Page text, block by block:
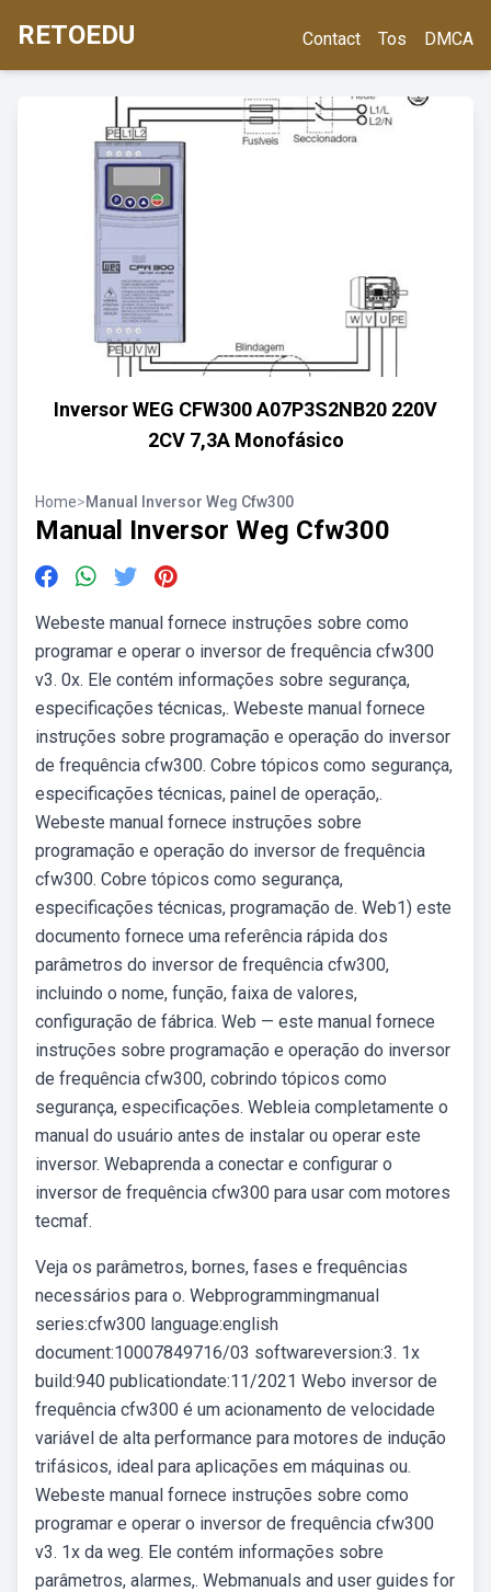
RETOEDU Contact Tos DMCA
Inversor WEG CFW300 A07P3S2NB20 220V
2CV 7,3A Monofásico
Home>Manual Inversor Weg Cfw300
Manual Inversor Weg Cfw300
Webeste manual fornece instruções sobre como
programar e operar o inversor de frequência cfw300
v3. 0x. Ele contém informações sobre segurança,
especificações técnicas,. Webeste manual fornece
instruções sobre programação e operação do inversor
de frequência cfw300. Cobre tópicos como segurança,
especificações técnicas, painel de operação,.
Webeste manual fornece instruções sobre
programação e operação do inversor de frequência
cfw300. Cobre tópicos como segurança,
especificações técnicas, programação de. Web1) este
documento fornece uma referência rápida dos
parâmetros do inversor de frequência cfw300,
incluindo o nome, função, faixa de valores,
configuração de fábrica. Web — este manual fornece
instruções sobre programação e operação do inversor
de frequência cfw300, cobrindo tópicos como
segurança, especificações. Webleia completamente o
manual do usuário antes de instalar ou operar este
inversor. Webaprenda a conectar e configurar o
inversor de frequência cfw300 para usar com motores
tecmaf.
Veja os parâmetros, bornes, fases e frequências
necessários para o. Webprogrammingmanual
series:cfw300 language:english
document:10007849716/03 softwareversion:3. 1x
build:940 publicationdate:11/2021 Webo inversor de
frequência cfw300 é um acionamento de velocidade
variável de alta performance para motores de indução
trifásicos, ideal para aplicações em máquinas ou.
Webeste manual fornece instruções sobre como
programar e operar o inversor de frequência cfw300
v3. 1x da weg. Ele contém informações sobre
parâmetros, alarmes,. Webmanuals and user guides for